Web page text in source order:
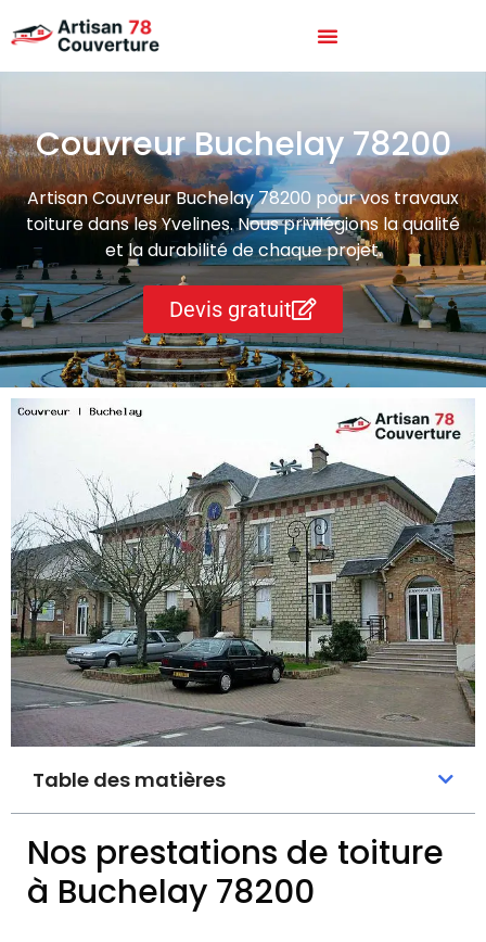
Couvreur Buchelay 78200
Artisan Couvreur Buchelay 78200 pour vos travaux
toiture dans les Yvelines. Nous privilégions la qualité
et la durabilité de chaque projet.
Devis gratuit
Table des matières
Nos prestations de toiture
à Buchelay 78200